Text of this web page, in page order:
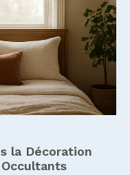
la Décoration